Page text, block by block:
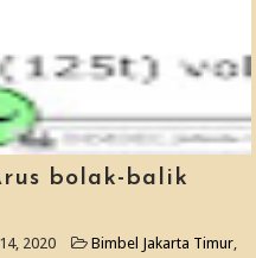
bolak-balik
2020 Bimbel Jakarta Timur,